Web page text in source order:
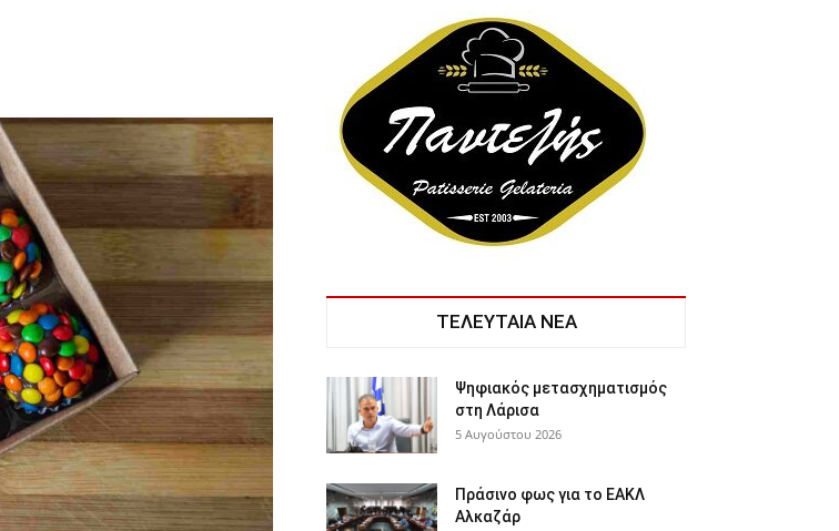
ΤΕΛΕΥΤΑΙΑ ΝΕΑ
Ψηφιακός μετασχηματισμός
στη Λάρισα
5 Αυγούστου 2026
Πράσινο φως για το ΕΑΚΛ
Αλκαζάρ